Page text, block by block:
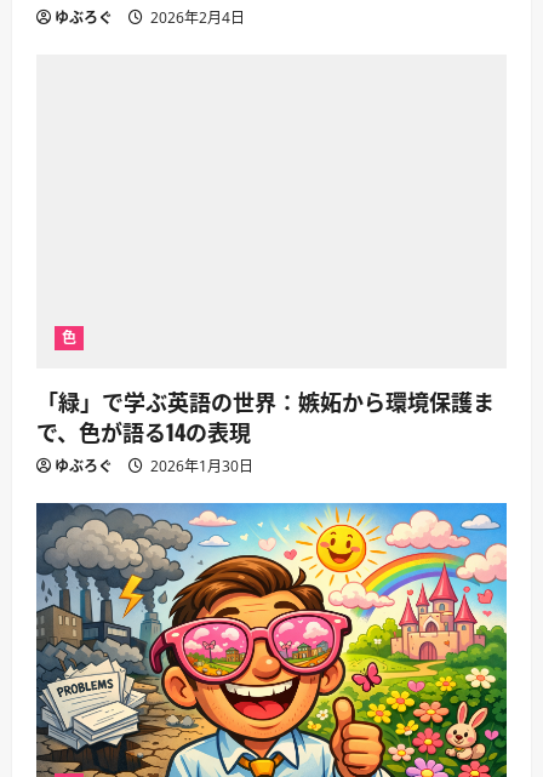
ゆぶろぐ 2026年2月4日
色
「緑」で学ぶ英語の世界：嫉妬から環境保護ま
で、色が語る14の表現
ゆぶろぐ 2026年1月30日